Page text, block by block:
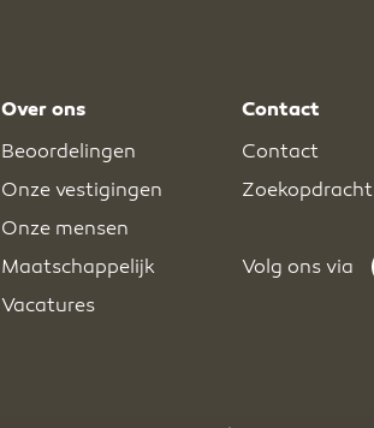
Over ons
Beoordelingen
Onze vestigingen
Onze mensen
Maatschappelijk
Vacatures
Contact
Contact
Zoekopdracht
Volg ons via